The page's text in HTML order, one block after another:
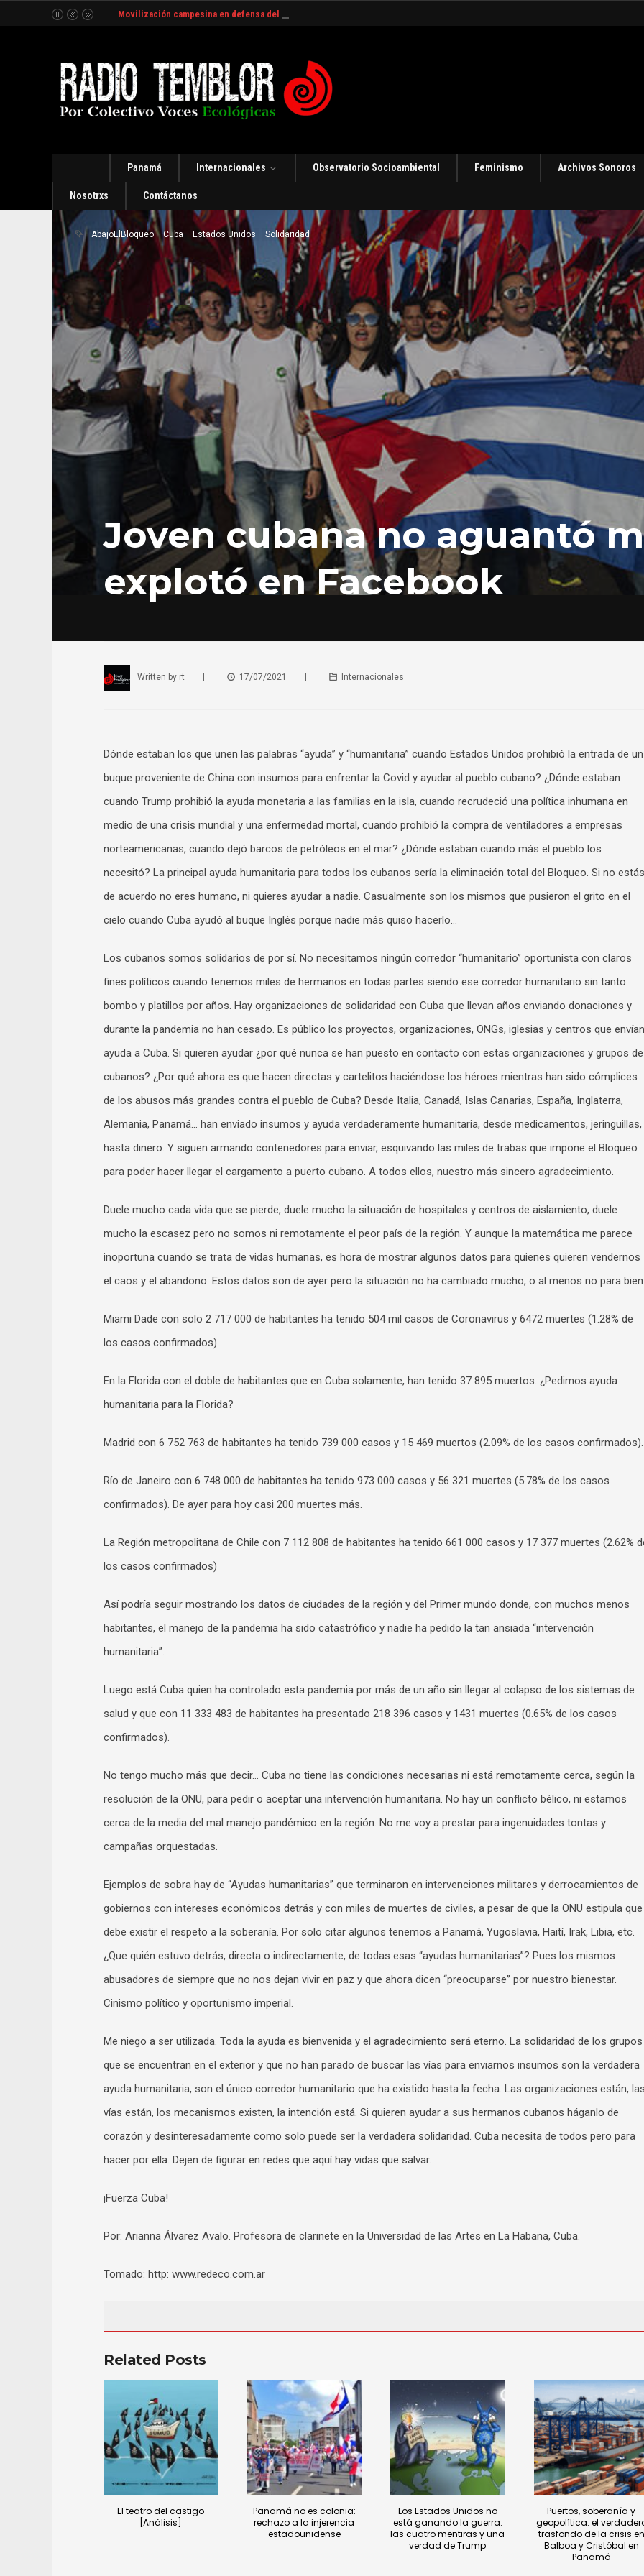
Movilización campesina en defensa del Río Indio en Panamá [Audio]
Panamá Internacionales Observatorio Socioambiental Feminismo Archivos Sonoros
Nosotrxs Contáctanos
AbajoElBloqueo Cuba Estados Unidos Solidaridad
Joven cubana no aguantó
explotó en Facebook
Written by rt 17/07/2021 Internacionales
Dónde estaban los que unen las palabras “ayuda” y “humanitaria” cuando Estados Unidos prohibió la entrada de un
buque proveniente de China con insumos para enfrentar la Covid y ayudar al pueblo cubano? ¿Dónde estaban
cuando Trump prohibió la ayuda monetaria a las familias en la isla, cuando recrudeció una política inhumana en
medio de una crisis mundial y una enfermedad mortal, cuando prohibió la compra de ventiladores a empresas
norteamericanas, cuando dejó barcos de petróleos en el mar? ¿Dónde estaban cuando más el pueblo los
necesitó? La principal ayuda humanitaria para todos los cubanos sería la eliminación total del Bloqueo. Si no estás
de acuerdo no eres humano, ni quieres ayudar a nadie. Casualmente son los mismos que pusieron el grito en el
cielo cuando Cuba ayudó al buque Inglés porque nadie más quiso hacerlo…
Los cubanos somos solidarios de por sí. No necesitamos ningún corredor “humanitario” oportunista con claros
fines políticos cuando tenemos miles de hermanos en todas partes siendo ese corredor humanitario sin tanto
bombo y platillos por años. Hay organizaciones de solidaridad con Cuba que llevan años enviando donaciones y
durante la pandemia no han cesado. Es público los proyectos, organizaciones, ONGs, iglesias y centros que envían
ayuda a Cuba. Si quieren ayudar ¿por qué nunca se han puesto en contacto con estas organizaciones y grupos de
cubanos? ¿Por qué ahora es que hacen directas y cartelitos haciéndose los héroes mientras han sido cómplices
de los abusos más grandes contra el pueblo de Cuba? Desde Italia, Canadá, Islas Canarias, España, Inglaterra,
Alemania, Panamá… han enviado insumos y ayuda verdaderamente humanitaria, desde medicamentos, jeringuillas,
hasta dinero. Y siguen armando contenedores para enviar, esquivando las miles de trabas que impone el Bloqueo
para poder hacer llegar el cargamento a puerto cubano. A todos ellos, nuestro más sincero agradecimiento.
Duele mucho cada vida que se pierde, duele mucho la situación de hospitales y centros de aislamiento, duele
mucho la escasez pero no somos ni remotamente el peor país de la región. Y aunque la matemática me parece
inoportuna cuando se trata de vidas humanas, es hora de mostrar algunos datos para quienes quieren vendernos
el caos y el abandono. Estos datos son de ayer pero la situación no ha cambiado mucho, o al menos no para
Miami Dade con solo 2 717 000 de habitantes ha tenido 504 mil casos de Coronavirus y 6472 muertes (1.28% de
los casos confirmados).
En la Florida con el doble de habitantes que en Cuba solamente, han tenido 37 895 muertos. ¿Pedimos ayuda
humanitaria para la Florida?
Madrid con 6 752 763 de habitantes ha tenido 739 000 casos y 15 469 muertos (2.09% de los casos confirmados).
Río de Janeiro con 6 748 000 de habitantes ha tenido 973 000 casos y 56 321 muertes (5.78% de los casos
confirmados). De ayer para hoy casi 200 muertes más.
La Región metropolitana de Chile con 7 112 808 de habitantes ha tenido 661 000 casos y 17 377 muertes (2.62%
los casos confirmados)
Así podría seguir mostrando los datos de ciudades de la región y del Primer mundo donde, con muchos menos
habitantes, el manejo de la pandemia ha sido catastrófico y nadie ha pedido la tan ansiada “intervención
humanitaria”.
Luego está Cuba quien ha controlado esta pandemia por más de un año sin llegar al colapso de los sistemas de
salud y que con 11 333 483 de habitantes ha presentado 218 396 casos y 1431 muertes (0.65% de los casos
confirmados).
No tengo mucho más que decir… Cuba no tiene las condiciones necesarias ni está remotamente cerca, según la
resolución de la ONU, para pedir o aceptar una intervención humanitaria. No hay un conflicto bélico, ni estamos
cerca de la media del mal manejo pandémico en la región. No me voy a prestar para ingenuidades tontas y
campañas orquestadas.
Ejemplos de sobra hay de “Ayudas humanitarias” que terminaron en intervenciones militares y derrocamientos de
gobiernos con intereses económicos detrás y con miles de muertes de civiles, a pesar de que la ONU estipula que
debe existir el respeto a la soberanía. Por solo citar algunos tenemos a Panamá, Yugoslavia, Haití, Irak, Libia, etc.
¿Que quién estuvo detrás, directa o indirectamente, de todas esas “ayudas humanitarias”? Pues los mismos
abusadores de siempre que no nos dejan vivir en paz y que ahora dicen “preocuparse” por nuestro bienestar.
Cinismo político y oportunismo imperial.
Me niego a ser utilizada. Toda la ayuda es bienvenida y el agradecimiento será eterno. La solidaridad de los grupos
que se encuentran en el exterior y que no han parado de buscar las vías para enviarnos insumos son la verdadera
ayuda humanitaria, son el único corredor humanitario que ha existido hasta la fecha. Las organizaciones están,
vías están, los mecanismos existen, la intención está. Si quieren ayudar a sus hermanos cubanos háganlo de
corazón y desinteresadamente como solo puede ser la verdadera solidaridad. Cuba necesita de todos pero para
hacer por ella. Dejen de figurar en redes que aquí hay vidas que salvar.
¡Fuerza Cuba!
Por: Arianna Álvarez Avalo. Profesora de clarinete en la Universidad de las Artes en La Habana, Cuba.
Tomado: http: www.redeco.com.ar
Related Posts
El teatro del castigo
[Análisis]
Panamá no es colonia:
rechazo a la injerencia
estadounidense
Los Estados Unidos no
está ganando la guerra:
las cuatro mentiras y una
verdad de Trump
Puertos, soberanía y
geopolítica: el
trasfondo de la crisis en
Balboa y Cristóbal en
Panamá